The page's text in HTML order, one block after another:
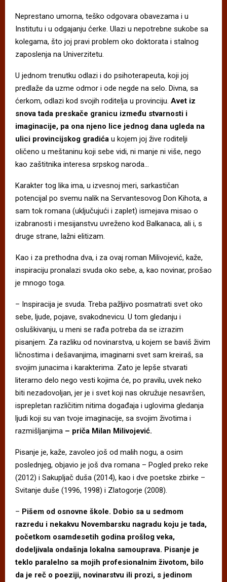
Neprestano umorna, teško odgovara obavezama i u
Institutu i u odgajanju ćerke. Ulazi u nepotrebne sukobe sa
kolegama, što joj pravi problem oko doktorata i stalnog
zaposlenja na Univerzitetu.
U jednom trenutku odlazi i do psihoterapeuta, koji joj
predlaže da uzme odmor i ode negde na selo. Divna, sa
ćerkom, odlazi kod svojih roditelja u provinciju. Avet iz
snova tada preskače granicu između stvarnosti i
imaginacije, pa ona njeno lice jednog dana ugleda na
ulici provincijskog gradića u kojem joj žive roditelji
oličeno u meštaninu koji sebe vidi, ni manje ni više, nego
kao zaštitnika interesa srpskog naroda…
Karakter tog lika ima, u izvesnoj meri, sarkastičan
potencijal po svemu nalik na Servantesovog Don Kihota, a
sam tok romana (uključujući i zaplet) ismejava misao o
izabranosti i mesijanstvu uvreženo kod Balkanaca, ali i, s
druge strane, lažni elitizam.
Кao i za prethodna dva, i za ovaj roman Milivojević, kaže,
inspiraciju pronalazi svuda oko sebe, a, kao novinar, prošao
je mnogo toga.
– Inspiracija je svuda. Treba pažljivo posmatrati svet oko
sebe, ljude, pojave, svakodnevicu. U tom gledanju i
osluškivanju, u meni se rađa potreba da se izrazim
pisanjem. Za razliku od novinarstva, u kojem se baviš živim
ličnostima i dešavanjima, imaginarni svet sam kreiraš, sa
svojim junacima i karakterima. Zato je lepše stvarati
literarno delo nego vesti kojima će, po pravilu, uvek neko
biti nezadovoljan, jer je i svet koji nas okružuje nesavršen,
isprepletan različitim nitima događaja i uglovima gledanja
ljudi koji su van tvoje imaginacije, sa svojim životima i
razmišljanjima – priča Milan Milivojević.
Pisanje je, kaže, zavoleo još od malih nogu, a osim
poslednjeg, objavio je još dva romana – Pogled preko reke
(2012) i Sakupljač duša (2014), kao i dve poetske zbirke –
Svitanje duše (1996, 1998) i Zlatogorje (2008).
– Pišem od osnovne škole. Dobio sa u sedmom
razredu i nekakvu Novembarsku nagradu koju je tada,
početkom osamdesetih godina prošlog veka,
dodeljivala ondašnja lokalna samouprava. Pisanje je
teklo paralelno sa mojih profesionalnim životom, bilo
da je reč o poeziji, novinarstvu ili prozi, s jedinom